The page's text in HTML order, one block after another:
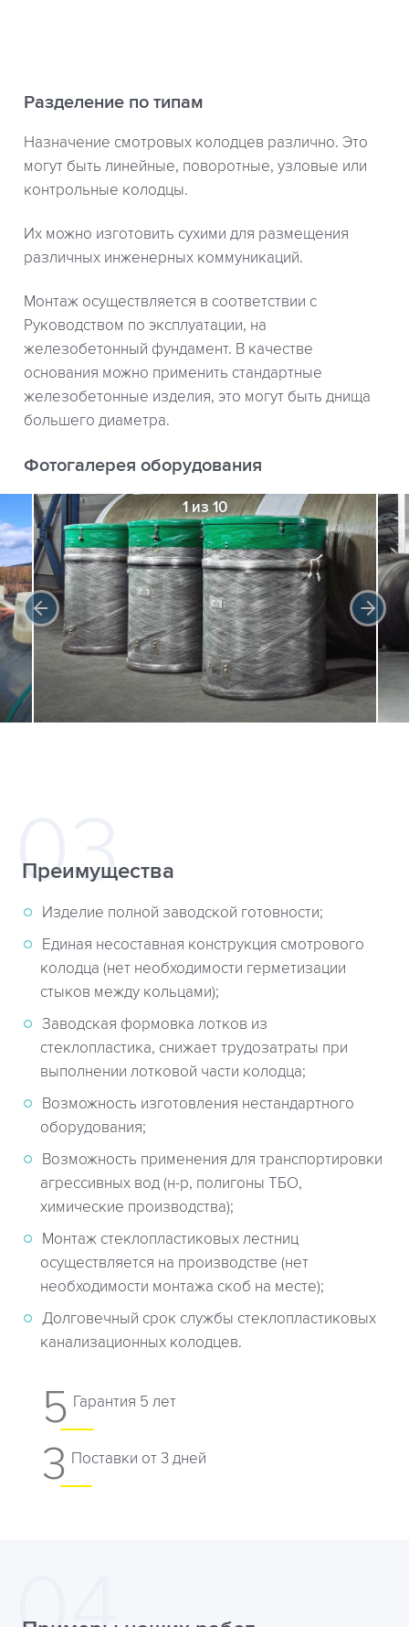
Разделение по типам
Назначение смотровых колодцев различно. Это
могут быть линейные, поворотные, узловые или
контрольные колодцы.
Их можно изготовить сухими для размещения
различных инженерных коммуникаций.
Монтаж осуществляется в соответствии с
Руководством по эксплуатации, на
железобетонный фундамент. В качестве
основания можно применить стандартные
железобетонные изделия, это могут быть днища
большего диаметра.
Фотогалерея оборудования
1 из 10
Преимущества
Изделие полной заводской готовности;
Единая несоставная конструкция смотрового
колодца (нет необходимости герметизации
стыков между кольцами);
Заводская формовка лотков из
стеклопластика, снижает трудозатраты при
выполнении лотковой части колодца;
Возможность изготовления нестандартного
оборудования;
Возможность применения для транспортировки
агрессивных вод (н-р, полигоны ТБО,
химические производства);
Монтаж стеклопластиковых лестниц
осуществляется на производстве (нет
необходимости монтажа скоб на месте);
Долговечный срок службы стеклопластиковых
канализационных колодцев.
5 Гарантия 5 лет
3 Поставки от 3 дней